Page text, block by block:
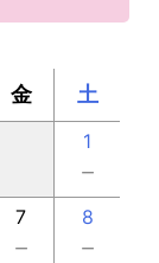
金 土
1
－
7
－
8
－